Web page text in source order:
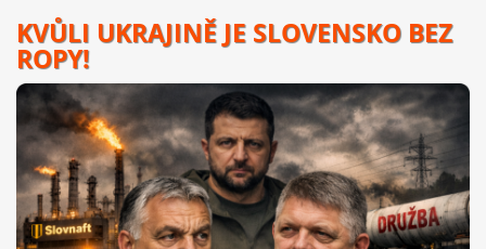
KVŮLI UKRAJINĚ JE SLOVENSKO BEZ
ROPY!